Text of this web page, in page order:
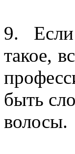
9. Если
такое,
быть
волосы.